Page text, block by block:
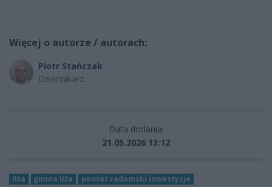
Więcej o autorze / autorach:
Piotr Stańczak
Dziennikarz
Data dodania:
21.05.2026 13:12
Iłża gmina Iłża powiat radomski inwestycje